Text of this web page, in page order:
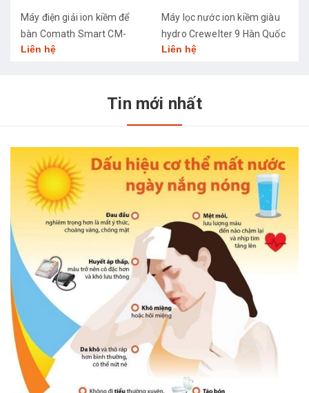
Máy điện giải ion kiềm để
bàn Comath Smart CM-
3668
Liên hệ
Máy lọc nước ion kiềm giàu
hydro Crewelter 9 Hàn Quốc
Liên hệ
Tin mới nhất